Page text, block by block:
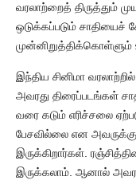
வரலாற்றைத் திருத்தும்
ஒடுக்கப்படும்
முன்னிறுத்திக்கொள்ளும்
இந்திய சினிமா
அவரது திரைப்படங்கள்
வரை கடும் எரிச்சலை
பேசவில்லை என
இருக்கிறார்கள்.
இருக்கலாம். ஆனால்